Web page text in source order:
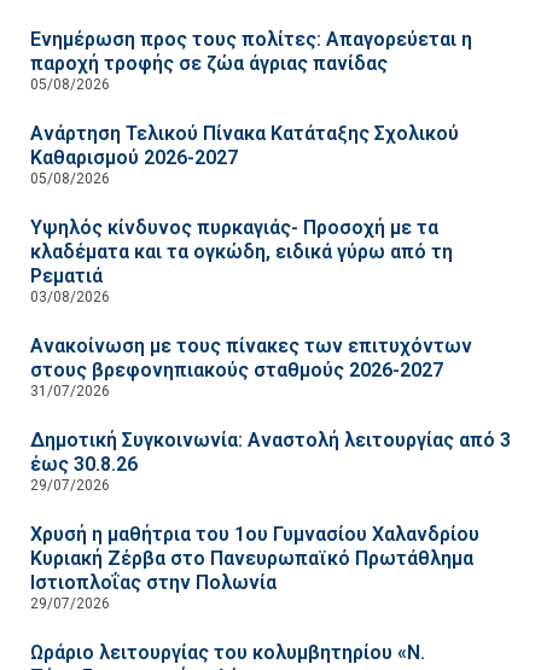
Ενημέρωση προς τους πολίτες: Απαγορεύεται η
παροχή τροφής σε ζώα άγριας πανίδας
05/08/2026
Ανάρτηση Τελικού Πίνακα Κατάταξης Σχολικού
Καθαρισμού 2026-2027
05/08/2026
Υψηλός κίνδυνος πυρκαγιάς- Προσοχή με τα
κλαδέματα και τα ογκώδη, ειδικά γύρω από τη
Ρεματιά
03/08/2026
Ανακοίνωση με τους πίνακες των επιτυχόντων
στους βρεφονηπιακούς σταθμούς 2026-2027
31/07/2026
Δημοτική Συγκοινωνία: Αναστολή λειτουργίας από 3
έως 30.8.26
29/07/2026
Χρυσή η μαθήτρια του 1ου Γυμνασίου Χαλανδρίου
Κυριακή Ζέρβα στο Πανευρωπαϊκό Πρωτάθλημα
Ιστιοπλοΐας στην Πολωνία
29/07/2026
Ωράριο λειτουργίας του κολυμβητηρίου «Ν.